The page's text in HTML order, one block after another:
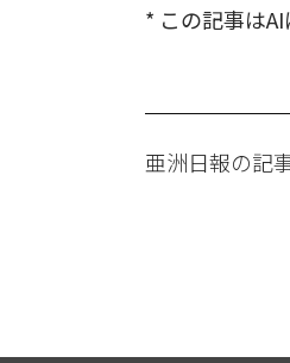
* この記事はAI
亜洲日報の記